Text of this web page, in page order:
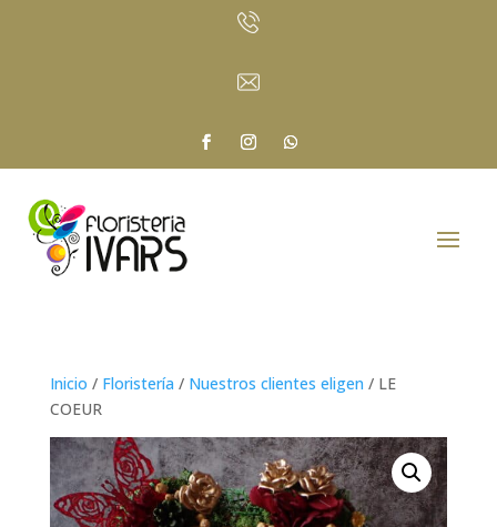
Inicio / Floristería / Nuestros clientes eligen / LE
COEUR